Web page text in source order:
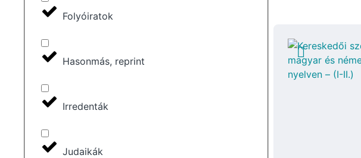
Folyóiratok
Hasonmás, reprint
Irredenták
Judaikák